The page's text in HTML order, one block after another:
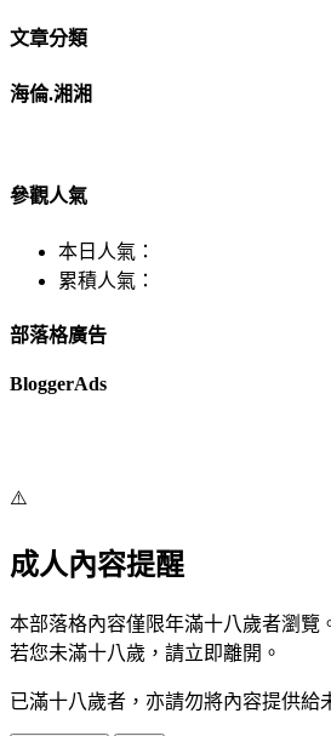
文章分類
海倫.湘湘
參觀人氣
本日人氣：
累積人氣：
部落格廣告
BloggerAds
⚠️
成人內容提醒
本部落格內容僅限年滿十八歲者瀏覽
若您未滿十八歲，請立即離開。
已滿十八歲者，亦請勿將內容提供給